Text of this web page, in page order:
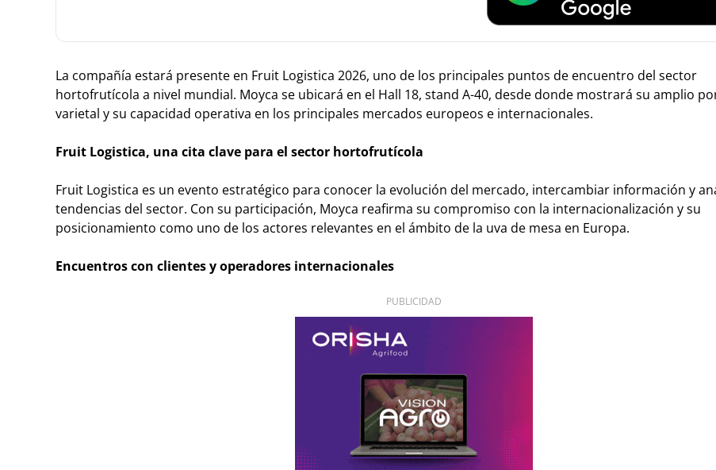
La compañía estará presente en Fruit Logistica 2026, uno de los principales puntos de encuentro del sector
hortofrutícola a nivel mundial. Moyca se ubicará en el Hall 18, stand A-40, desde donde mostrará su amplio
varietal y su capacidad operativa en los principales mercados europeos e internacionales.
Fruit Logistica, una cita clave para el sector hortofrutícola
Fruit Logistica es un evento estratégico para conocer la evolución del mercado, intercambiar información y
tendencias del sector. Con su participación, Moyca reafirma su compromiso con la internacionalización y su
posicionamiento como uno de los actores relevantes en el ámbito de la uva de mesa en Europa.
Encuentros con clientes y operadores internacionales
PUBLICIDAD